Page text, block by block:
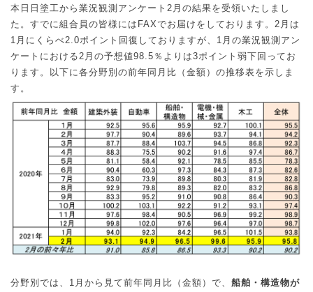
本日日塗工から業況観測アンケート 2 月の結果を受領いたしまし
た。すでに組合員の皆様には FAXでお届けをしております。 2 月は
1 月にくらべ2.0ポイント回復しておりますが、 1 月の業況観測アン
ケートにおける2 月の予想値98.5 ％よりは3ポイント弱下回ってお
ります。以下に各分野別の前年同月比（金額）の推移表を示しま
す。
分野別では、 1 月から見て前年同月比（金額）で、 船舶・構造物が